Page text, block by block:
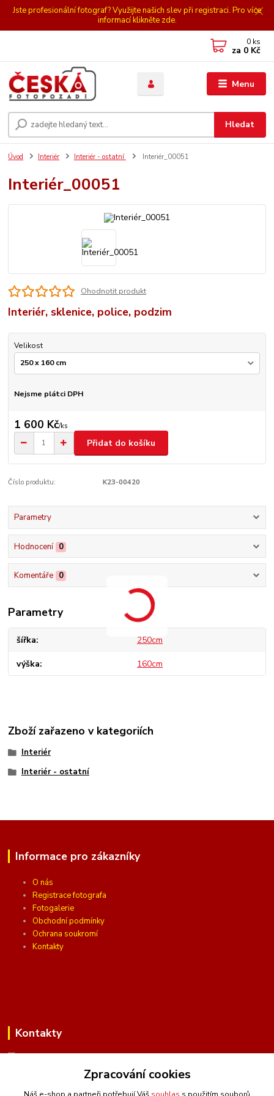
Jste profesionální fotograf? Využijte našich slev při registraci. Pro více
informací klikněte zde.
Menu
Hledat
0 ks
za 0 Kč
Úvod Interiér Interiér - ostatní Interiér_00051
Interiér_00051
Ohodnotit produkt
Interiér, sklenice, police, podzim
Velikost
Nejsme plátci DPH
1 600 Kč/ks
Přidat do košíku
Číslo produktu: K23-00420
Parametry
Hodnocení 0
Komentáře 0
Parametry
šířka 250cm
výška 160cm
Zboží zařazeno v kategoriích
Interiér
Interiér - ostatní
Informace pro zákazníky
O nás
Registrace fotografa
Fotogalerie
Obchodní podmínky
Ochrana soukromí
Kontakty
Kontakty
(Po-Pá, 10 - 16 hod.)
Zpracování cookies